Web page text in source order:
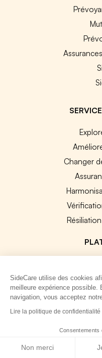
Changer
Plateforme
Nos
SideCare utilise des cookies
meilleure expérience possible.
navigation, vous acceptez
Lire la politique de confidentialité
Consentements
Non merci